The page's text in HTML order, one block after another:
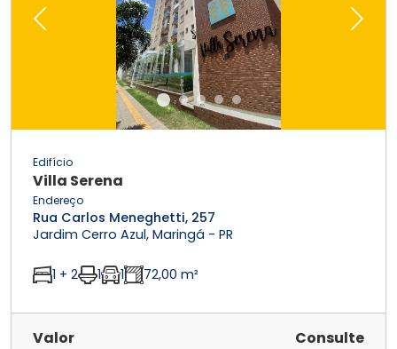
Previous Next
Edifício
Villa Serena
Endereço
Rua Carlos Meneghetti, 257
Jardim Cerro Azul, Maringá - PR
1 + 2 1 1 72,00 m²
Valor Consulte